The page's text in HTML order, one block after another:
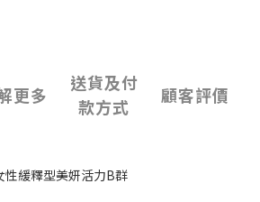
更多
送貨及付
款方式
顧客評價
緩釋型美妍活力B群